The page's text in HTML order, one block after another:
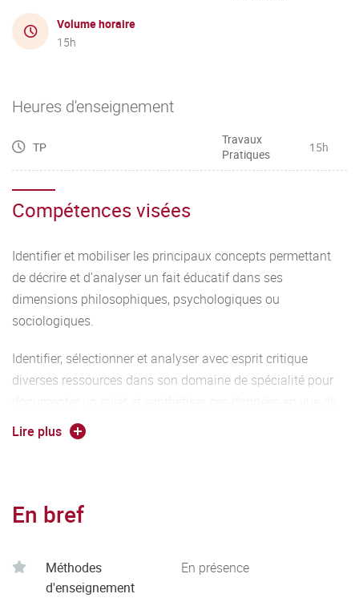
Volume horaire
15h
Heures d'enseignement
TP
Travaux
Pratiques
15h
Compétences visées
Identifier et mobiliser les principaux concepts permettant
de décrire et d’analyser un fait éducatif dans ses
dimensions philosophiques, psychologiques ou
sociologiques.
Identifier, sélectionner et analyser avec esprit critique
diverses ressources dans son domaine de spécialité pour
leur exploitation.
Identifier le processus de production, de diffusion et de
Analyser ses actions en situation professionnelle,
Lire plus
En bref
Méthodes
d'enseignement
En présence